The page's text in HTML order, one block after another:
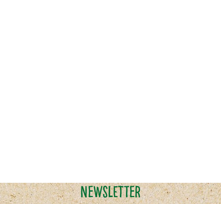
Newsletter